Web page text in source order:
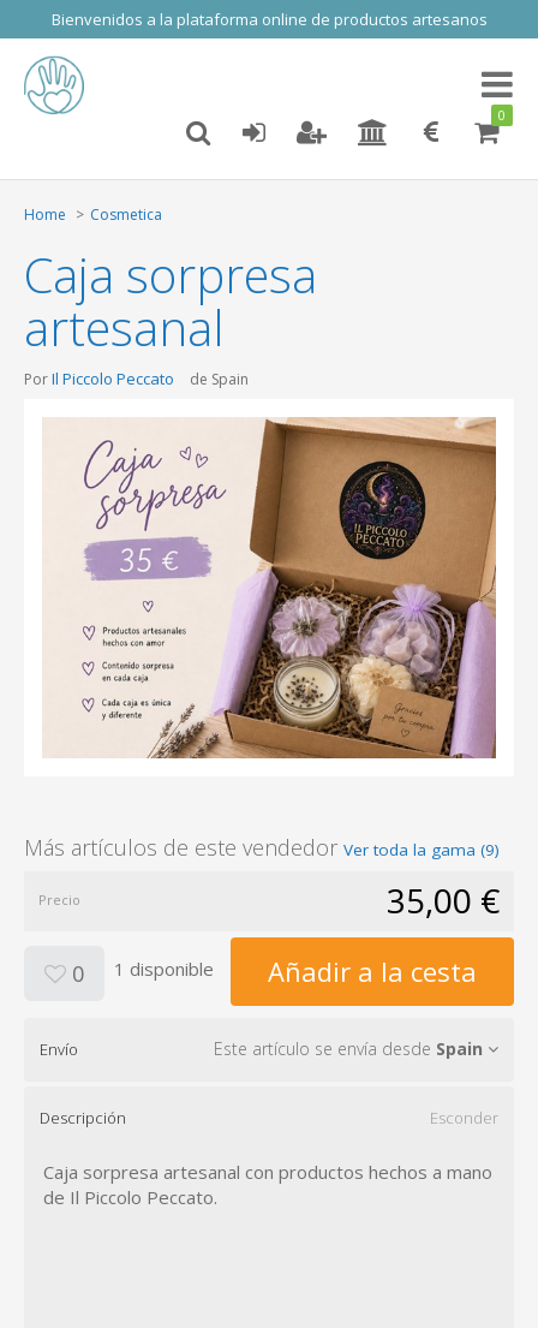
Bienvenidos a la plataforma online de productos artesanos
Toggle
0
Home Cosmetica
Caja sorpresa
artesanal
PorIl Piccolo Peccato de Spain
Más artículos de este vendedor Ver toda la gama (9)
Precio 35,00 €
0 1 disponible Añadir a la cesta
Envío Este artículo se envía desde Spain
Descripción Esconder
Caja sorpresa artesanal con productos hechos a mano
de Il Piccolo Peccato.